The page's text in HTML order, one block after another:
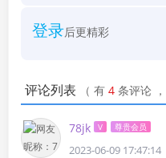
登录后更精彩
评论列表 （ 有 4 条评论 ，
78jk V 尊贵会员
2023-06-09 17:47:14